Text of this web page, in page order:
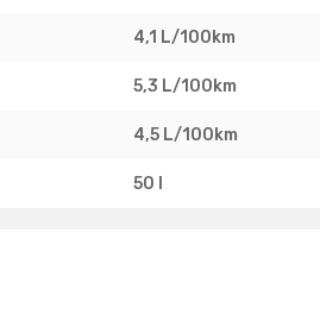
4,1 L/100km
5,3 L/100km
4,5 L/100km
50 l